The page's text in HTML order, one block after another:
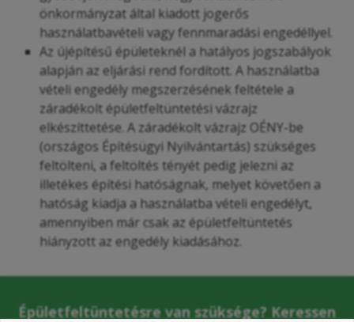
önkormányzat által kiadott jogerős
használatbavételi vagy fennmaradási engedéllyel.
Az újépítésű épületeknél a hatályos jogszabályok
alapján az eljárási rend fordított. A használatba
vételi engedély megszerzésének feltétele a
záradékolt épületfeltüntetési vázrajz
elkészíttetése. A záradékolt vázrajz OÉNY-be
(országos Építésügyi Nyilvántartás) szükséges
feltölteni, a feltöltés tényét pedig jelezni az
illetékes építési hatóságnak, melyet követően a
hatóság kiadja a használatba vételi engedélyt,
amennyiben már csak az épületfeltüntetés
hiányzott az engedély kiadásához.
Épületfeltüntetésre van szüksége? Keressen